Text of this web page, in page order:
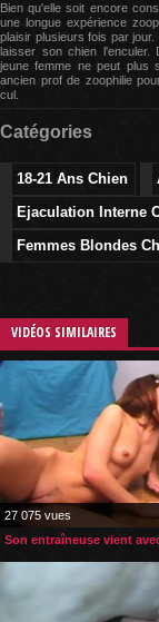
Bien qu'elle soit encore
une longue expérience
plaisir plusieurs fois par
laisser son chien l'enculer.
jeune femme ne peut plus
ancien prof de zoophilie
cul.
Catégories
18-21 Ans Chien
Ejaculation Interne
Femmes Blondes
VIDÉOS SIMILAIRES
27 075 vues